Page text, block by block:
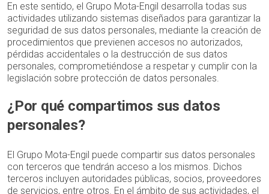
En este sentido, el Grupo Mota-Engil desarrolla todas sus
actividades utilizando sistemas diseñados para garantizar la
seguridad de sus datos personales, mediante la creación de
procedimientos que previenen accesos no autorizados,
pérdidas accidentales o la destrucción de sus datos
personales, comprometiéndose a respetar y cumplir con la
legislación sobre protección de datos personales.
¿Por qué compartimos sus datos
personales?
El Grupo Mota-Engil puede compartir sus datos personales
con terceros que tendrán acceso a los mismos. Dichos
terceros incluyen autoridades públicas, socios, proveedores
de servicios, entre otros. En el ámbito de sus actividades, el